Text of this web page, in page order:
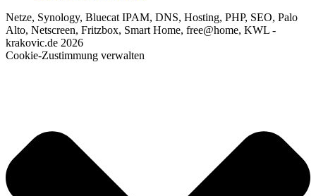
Netze, Synology, Bluecat IPAM, DNS, Hosting, PHP, SEO, Palo
Alto, Netscreen, Fritzbox, Smart Home, free@home, KWL -
krakovic.de 2026
Cookie-Zustimmung verwalten